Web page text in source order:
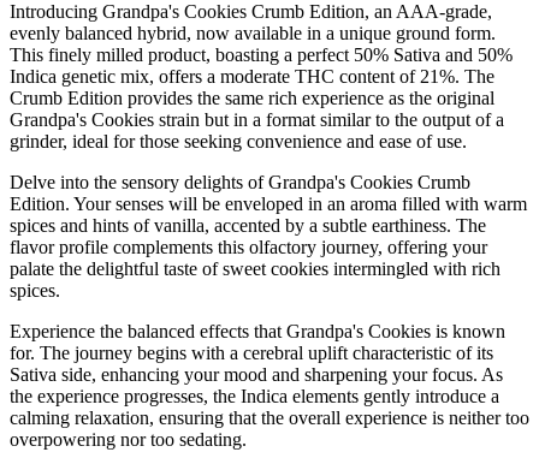
Introducing Grandpa's Cookies Crumb Edition, an AAA-grade,
evenly balanced hybrid, now available in a unique ground form.
This finely milled product, boasting a perfect 50% Sativa and 50%
Indica genetic mix, offers a moderate THC content of 21%. The
Crumb Edition provides the same rich experience as the original
Grandpa's Cookies strain but in a format similar to the output of a
grinder, ideal for those seeking convenience and ease of use.
Delve into the sensory delights of Grandpa's Cookies Crumb
Edition. Your senses will be enveloped in an aroma filled with warm
spices and hints of vanilla, accented by a subtle earthiness. The
flavor profile complements this olfactory journey, offering your
palate the delightful taste of sweet cookies intermingled with rich
spices.
Experience the balanced effects that Grandpa's Cookies is known
for. The journey begins with a cerebral uplift characteristic of its
Sativa side, enhancing your mood and sharpening your focus. As
the experience progresses, the Indica elements gently introduce a
calming relaxation, ensuring that the overall experience is neither too
overpowering nor too sedating.